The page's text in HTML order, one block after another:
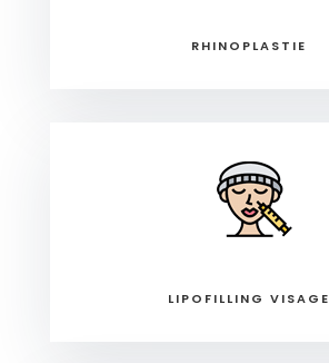
RHINOPLASTIE
LIPOFILLING VISAGE